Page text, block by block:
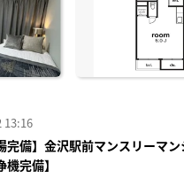
13:16
完備】金沢駅前マンスリーマ
完備】